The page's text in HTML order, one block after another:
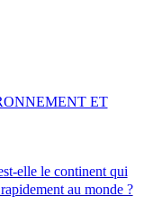
elle le continent qui
au monde ?
ET